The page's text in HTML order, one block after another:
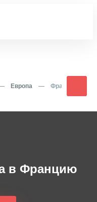
Европа — Франция
в Францию